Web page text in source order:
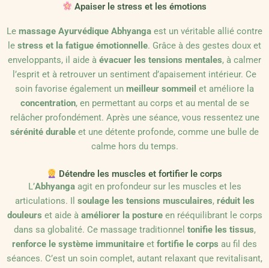
Apaiser le stress et les émotions
Le massage Ayurvédique Abhyanga est un véritable allié contre
le stress et la fatigue émotionnelle. Grâce à des gestes doux et
enveloppants, il aide à évacuer les tensions mentales, à calmer
l’esprit et à retrouver un sentiment d’apaisement intérieur. Ce
soin favorise également un meilleur sommeil et améliore la
concentration, en permettant au corps et au mental de se
relâcher profondément. Après une séance, vous ressentez une
sérénité durable et une détente profonde, comme une bulle de
calme hors du temps.
Détendre les muscles et fortifier le corps
L’Abhyangaagit en profondeur sur les muscles et les
articulations. Il soulage les tensions musculaires, réduit les
douleurs et aide à améliorer la postureen rééquilibrant le corps
dans sa globalité. Ce massage traditionnel tonifie les tissus,
renforce le système immunitaire et fortifie le corps au fil des
séances. C’est un soin complet, autant relaxant que revitalisant,